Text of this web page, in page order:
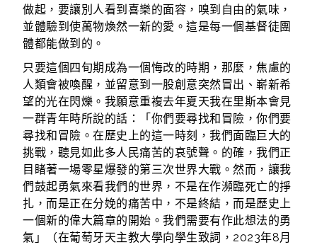
做起，要讓別人看到喜樂的面容，嗅到自由的氣味，
並體驗到使萬物煥然一新的愛。這是每一個基督徒團
體都能做到的。
只要這個四旬期成為一個悔改的時期，那麼，焦慮的
人類會被喚醒，並留意到一股創意突然冒出、嶄新希
望的光在閃爍。我願意重複去年夏天我在里斯本會見
一群青年時所說的話：「你們要尋找和冒險，你們要
尋找和冒險。在歷史上的這一時刻，我們面臨巨大的
挑戰，聽見如此多人民痛苦的哀號聲。的確，我們正
目睹著一場零星爆發的第三次世界大戰。然而，讓我
們鼓起勇氣來看我們的世界，不是在作瀕臨死亡的掙
扎，而是正在分娩的痛苦中，不是終結，而是歷史上
一個新的偉大篇章的開始。我們需要有作此想法的勇
氣」（在葡萄牙天主教大學向學生致詞，2023年8月